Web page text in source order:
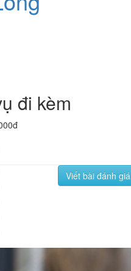
đi kèm
Viết bài đánh giá